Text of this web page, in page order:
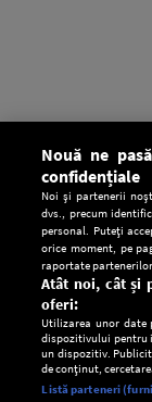
Setări:
Nouă ne
confidențiale
Noi și partenerii
dvs., precum
personal. Puteți
orice moment, pe
raportate
Atât noi, cât și
oferi:
Utilizarea unor date
dispozitivului pentru
un dispozitiv.
de conținut,
Listă parteneri